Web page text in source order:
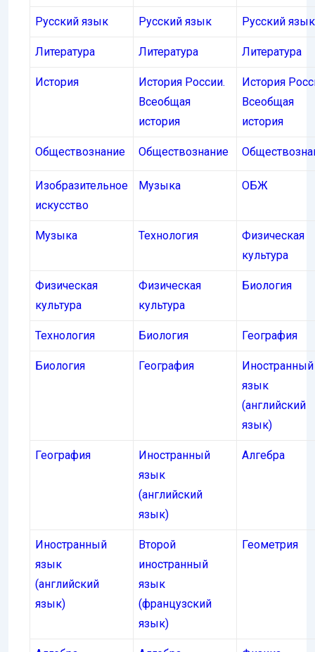
Русский язык Русский язык Русский язык
Литература Литература Литература
История
История России.
Всеобщая
история
История
Всеобщая
история
Обществознание Обществознание
Изобразительное
искусство
Музыка ОБЖ
Музыка Технология
Физическая
культура
Физическая
культура
Физическая
культура
Биология
Технология Биология География
Биология География
Иностранный
язык
(английский
язык)
География
Иностранный
язык
(английский
язык)
Алгебра
Иностранный
язык
(английский
язык)
Второй
иностранный
язык
(французский
язык)
Геометрия